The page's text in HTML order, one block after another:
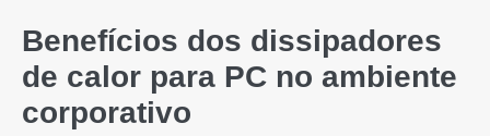
Benefícios dos dissipadores
de calor para PC no ambiente
corporativo